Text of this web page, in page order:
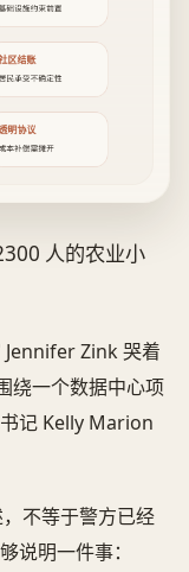
基础设施约束前置
社区结账
居民承受不确定性
透明协议
成本补偿需摊开
人的农业小
Zink 哭着
绕一个数据中心项
记 Kelly Marion
不等于警方已经
说明一件事：